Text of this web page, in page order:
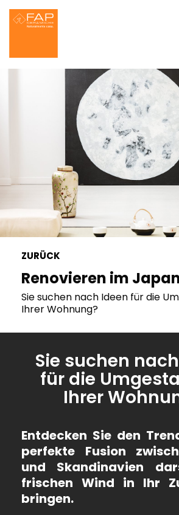
ZURÜCK
Renovieren im
Sie suchen nach Ideen für die
Ihrer Wohnung?
Sie suchen
für die
Ihrer
Entdecken Sie den
perfekte Fusion
und Skandinavien
frischen Wind in Ihr
bringen.